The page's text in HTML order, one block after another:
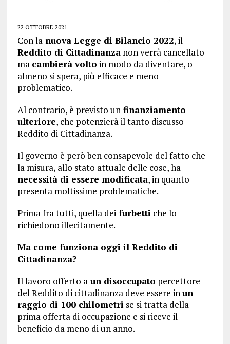
22 OTTOBRE 2021
Con lanuova Legge di Bilancio 2022, il
Reddito di Cittadinanzanon verrà cancellato
ma cambierà volto in modo da diventare, o
almeno si spera, più efficace e meno
problematico.
Al contrario, è previsto unfinanziamento
ulteriore, che potenzierà il tanto discusso
Reddito di Cittadinanza.
Il governo è però ben consapevole del fatto che
la misura, allo stato attuale delle cose, ha
necessità di essere modificata, in quanto
presenta moltissime problematiche.
Prima fra tutti, quella deifurbetti che lo
richiedono illecitamente.
Ma come funziona oggi il Reddito di
Cittadinanza?
Il lavoro offerto aun disoccupato percettore
del Reddito di cittadinanza deve essere inun
raggio di 100 chilometri se si tratta della
prima offerta di occupazione e si riceve il
beneficio da meno di un anno.